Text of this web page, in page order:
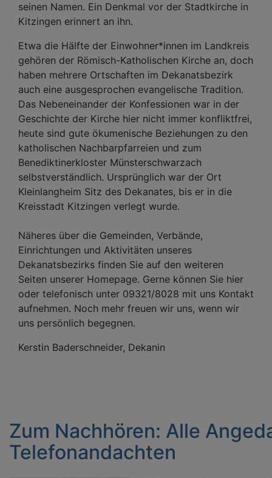
seinen Namen. Ein Denkmal vor der Stadtkirche in
Kitzingen erinnert an ihn.
Etwa die Hälfte der Einwohner*innen im Landkreis
gehören der Römisch-Katholischen Kirche an, doch
haben mehrere Ortschaften im Dekanatsbezirk
auch eine ausgesprochen evangelische Tradition.
Das Nebeneinander der Konfessionen war in der
Geschichte der Kirche hier nicht immer konfliktfrei,
heute sind gute ökumenische Beziehungen zu den
katholischen Nachbarpfarreien und zum
Benediktinerkloster Münsterschwarzach
selbstverständlich. Ursprünglich war der Ort
Kleinlangheim Sitz des Dekanates, bis er in die
Kreisstadt Kitzingen verlegt wurde.
Näheres über die Gemeinden, Verbände,
Einrichtungen und Aktivitäten unseres
Dekanatsbezirks finden Sie auf den weiteren
Seiten unserer Homepage. Gerne können Sie hier
oder telefonisch unter 09321/8028 mit uns Kontakt
aufnehmen. Noch mehr freuen wir uns, wenn wir
uns persönlich begegnen.
Kerstin Baderschneider, Dekanin
Zum Nachhören: Alle
Telefonandachten